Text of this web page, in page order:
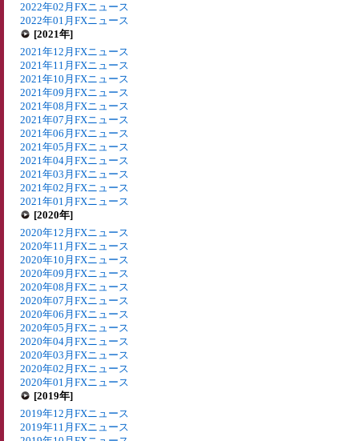
2022年02月FXニュース
2022年01月FXニュース
[2021年]
2021年12月FXニュース
2021年11月FXニュース
2021年10月FXニュース
2021年09月FXニュース
2021年08月FXニュース
2021年07月FXニュース
2021年06月FXニュース
2021年05月FXニュース
2021年04月FXニュース
2021年03月FXニュース
2021年02月FXニュース
2021年01月FXニュース
[2020年]
2020年12月FXニュース
2020年11月FXニュース
2020年10月FXニュース
2020年09月FXニュース
2020年08月FXニュース
2020年07月FXニュース
2020年06月FXニュース
2020年05月FXニュース
2020年04月FXニュース
2020年03月FXニュース
2020年02月FXニュース
2020年01月FXニュース
[2019年]
2019年12月FXニュース
2019年11月FXニュース